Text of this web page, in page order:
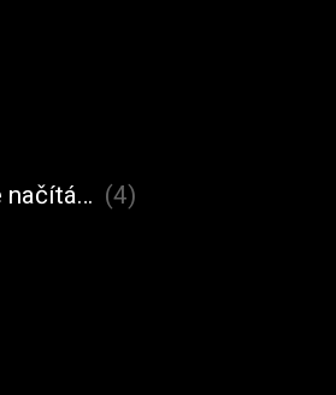
načítá… (4)